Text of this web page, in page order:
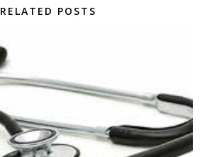
RELATED POSTS